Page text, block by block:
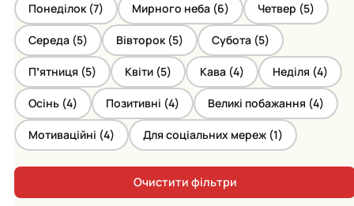
Понеділок (7) Мирного неба (6) Четвер (5)
Середа (5) Вівторок (5) Субота (5)
Пʼятниця (5) Квіти (5) Кава (4) Неділя (4)
Осінь (4) Позитивні (4) Великі побажання (4)
Мотиваційні (4) Для соціальних мереж (1)
Очистити фільтри